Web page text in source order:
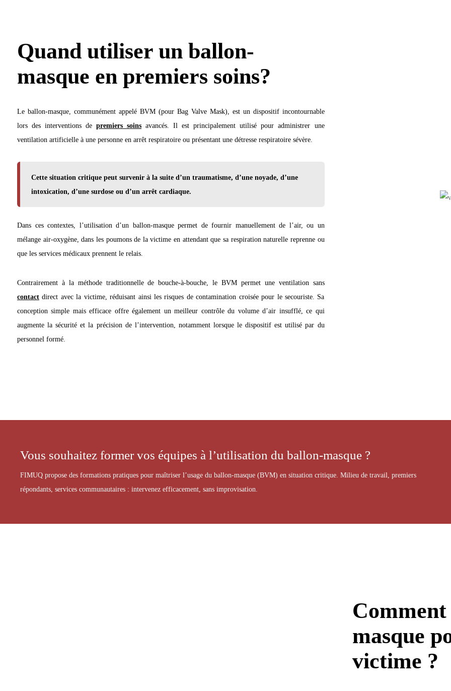
Quand utiliser un ballon-
masque en premiers soins?
Le ballon-masque, communément appelé BVM (pour Bag Valve Mask), est un dispositif incontournable
lors des interventions depremiers soins avancés. Il est principalement utilisé pour administrer une
ventilation artificielle à une personne en arrêt respiratoire ou présentant une détresse respiratoire sévère.
Cette situation critique peut survenir à la suite d’un traumatisme, d’une noyade, d’une
intoxication, d’une surdose ou d’un arrêt cardiaque.
Dans ces contextes, l’utilisation d’un ballon-masque permet de fournir manuellement de l’air, ou un
mélange air-oxygène, dans les poumons de la victime en attendant que sa respiration naturelle reprenne ou
que les services médicaux prennent le relais.
Contrairement à la méthode traditionnelle de bouche-à-bouche, le BVM permet une ventilation sans
contact direct avec la victime, réduisant ainsi les risques de contamination croisée pour le secouriste. Sa
conception simple mais efficace offre également un meilleur contrôle du volume d’air insufflé, ce qui
augmente la sécurité et la précision de l’intervention, notamment lorsque le dispositif est utilisé par du
personnel formé.
Vous souhaitez former vos équipes à l’utilisation du ballon-masque ?
FIMUQ propose des formations pratiques pour maîtriser l’usage du ballon-masque (BVM) en situation critique. Milieu de travail, premiers
répondants, services communautaires : intervenez efficacement, sans improvisation.
masque
victime ?